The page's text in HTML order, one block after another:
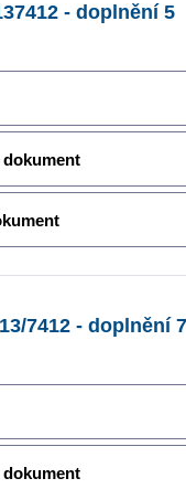
- doplnění 5
7412 - doplnění 7